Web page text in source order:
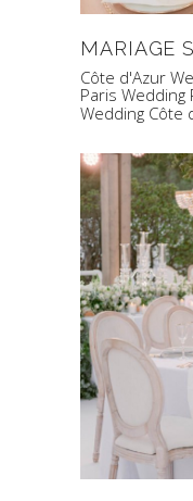
MARIAGE
Côte d'Azur
Paris Wedding
Wedding Côte